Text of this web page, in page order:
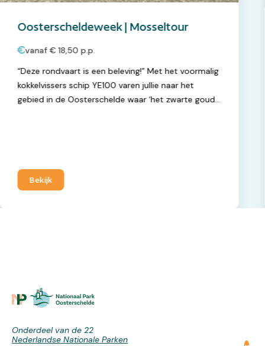
Oosterscheldeweek | Mosseltour
vanaf € 18,50 p.p.
“Deze rondvaart is een beleving!” Met het voormalig
kokkelvissers schip YE100 varen jullie naar het
gebied in de Oosterschelde waar ‘het zwarte goud’
Bekijk
Onderdeel van de 22
Nederlandse Nationale Parken